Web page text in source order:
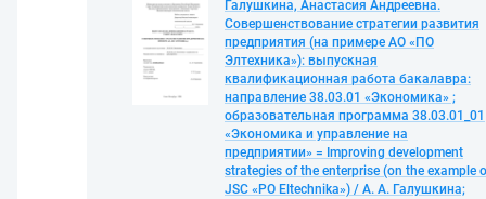
Галушкина, Анастасия Андреевна.
Совершенствование стратегии развития
предприятия (на примере АО «ПО
Элтехника»): выпускная
квалификационная работа бакалавра:
направление 38.03.01 «Экономика» ;
образовательная программа 38.03.01_01
«Экономика и управление на
предприятии» = Improving development
strategies of the enterprise (on the example
JSC «PO Eltechnika») / А. А. Галушкина;